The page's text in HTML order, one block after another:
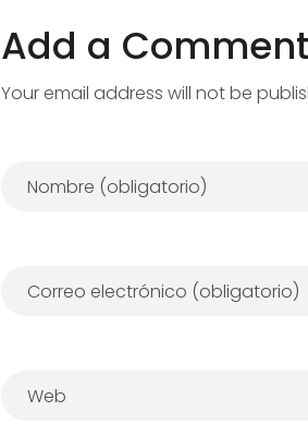
Add a Comment
Your email address will not be